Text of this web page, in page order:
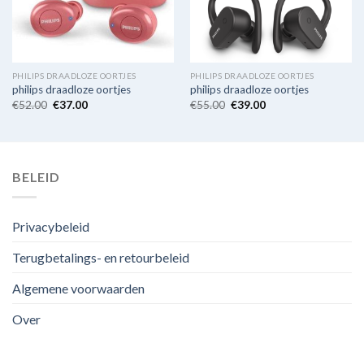
PHILIPS DRAADLOZE OORTJES
philips draadloze oortjes
€52.00 €37.00
PHILIPS DRAADLOZE OORTJES
philips draadloze oortjes
€55.00 €39.00
BELEID
Privacybeleid
Terugbetalings- en retourbeleid
Algemene voorwaarden
Over